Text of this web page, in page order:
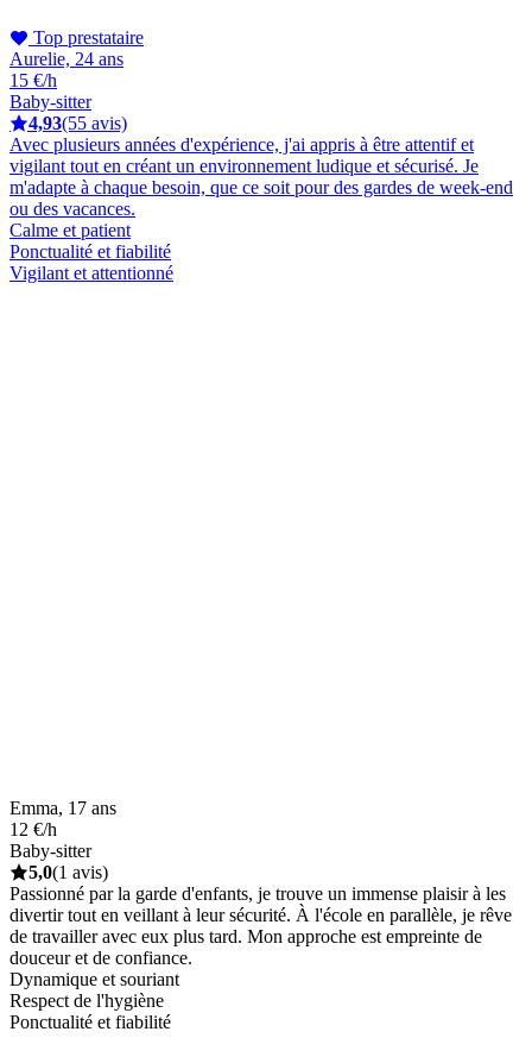
Top prestataire
Aurelie, 24 ans
15 €/h
Baby-sitter
4,93(55 avis)
Avec plusieurs années d'expérience, j'ai appris à être attentif et
vigilant tout en créant un environnement ludique et sécurisé. Je
m'adapte à chaque besoin, que ce soit pour des gardes de week-end
ou des vacances.
Calme et patient
Ponctualité et fiabilité
Vigilant et attentionné
Emma, 17 ans
12 €/h
Baby-sitter
5,0(1 avis)
Passionné par la garde d'enfants, je trouve un immense plaisir à les
divertir tout en veillant à leur sécurité. À l'école en parallèle, je rêve
de travailler avec eux plus tard. Mon approche est empreinte de
douceur et de confiance.
Dynamique et souriant
Respect de l'hygiène
Ponctualité et fiabilité